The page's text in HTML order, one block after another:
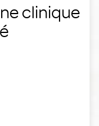
clinique